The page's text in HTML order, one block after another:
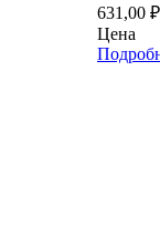
631,00 ₽
Цена